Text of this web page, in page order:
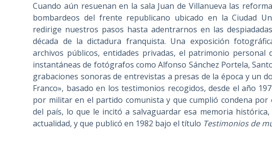
Cuando aún resuenan en la sala Juan de Villanueva las
bombardeos del frente republicano ubicado en la Ciudad
redirige nuestros pasos hasta adentrarnos en las
década de la dictadura franquista. Una exposición
archivos públicos, entidades privadas, el patrimonio
instantáneas de fotógrafos como Alfonso Sánchez Portela,
grabaciones sonoras de entrevistas a presas de la época y un
Franco», basado en los testimonios recogidos, desde el año
por militar en el partido comunista y que cumplió condena
del país, lo que le incitó a salvaguardar esa memoria
actualidad, y que publicó en 1982 bajo el título Testimonios de